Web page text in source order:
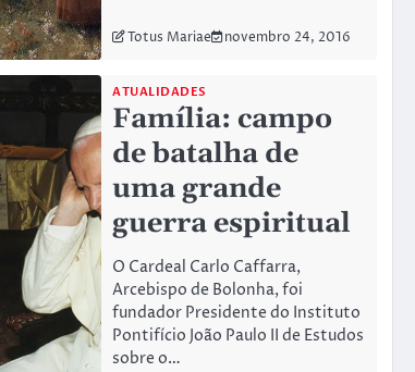
Totus Mariae novembro 24, 2016
ATUALIDADES
Família: campo
de batalha de
uma grande
guerra espiritual
O Cardeal Carlo Caffarra,
Arcebispo de Bolonha, foi
fundador Presidente do Instituto
Pontifício João Paulo II de Estudos
sobre o…